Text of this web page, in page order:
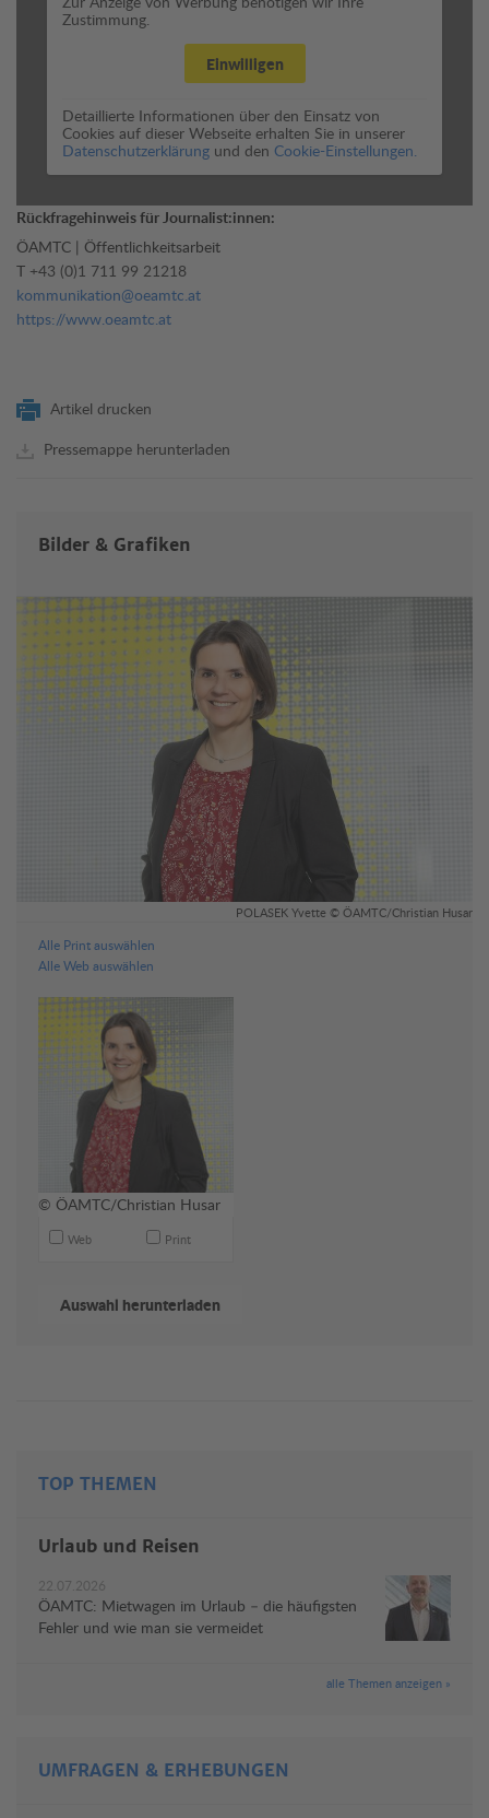
Zustimmung.
Einwilligen
Detaillierte Informationen über den Einsatz von
Cookies auf dieser Webseite erhalten Sie in unserer
Datenschutzerklärung und den Cookie-Einstellungen.
Rückfragehinweis für Journalist:innen:
ÖAMTC | Öffentlichkeitsarbeit
T +43 (0)1 711 99 21218
kommunikation@oeamtc.at
https://www.oeamtc.at
Artikel drucken
Pressemappe herunterladen
Bilder & Grafiken
POLASEK Yvette © ÖAMTC/Christian Husar
Alle Print auswählen
Alle Web auswählen
© ÖAMTC/Christian Husar
Web Print
TOP THEMEN
Urlaub und Reisen
22.07.2026
ÖAMTC: Mietwagen im Urlaub – die häufigsten
Fehler und wie man sie vermeidet
alle Themen anzeigen »
UMFRAGEN & ERHEBUNGEN